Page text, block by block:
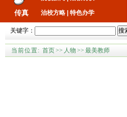
传真 治校方略 特色办学
关键字： 搜
当前位置: 首页>> 人物 >> 最美教师